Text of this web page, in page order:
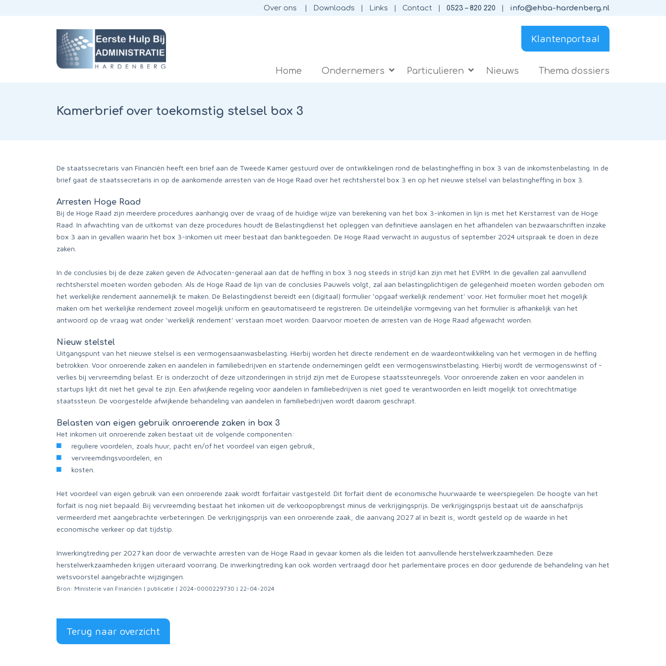
Over ons Downloads Links Contact 0523 – 820 220 info@ehba-hardenberg.nl
Klantenportaal
Home Ondernemers Particulieren Nieuws Thema dossiers
Kamerbrief over toekomstig stelsel box 3
De staatssecretaris van Financiën heeft een brief aan de Tweede Kamer gestuurd over de ontwikkelingen rond de belastingheffing in box 3 van de inkomstenbelasting. In de
brief gaat de staatssecretaris in op de aankomende arresten van de Hoge Raad over het rechtsherstel box 3 en op het nieuwe stelsel van belastingheffing in box 3.
Arresten Hoge Raad
Bij de Hoge Raad zijn meerdere procedures aanhangig over de vraag of de huidige wijze van berekening van het box 3-inkomen in lijn is met het Kerstarrest van de Hoge
Raad. In afwachting van de uitkomst van deze procedures houdt de Belastingdienst het opleggen van definitieve aanslagen en het afhandelen van bezwaarschriften inzake
box 3 aan in gevallen waarin het box 3-inkomen uit meer bestaat dan banktegoeden. De Hoge Raad verwacht in augustus of september 2024 uitspraak te doen in deze
zaken.
In de conclusies bij de deze zaken geven de Advocaten-generaal aan dat de heffing in box 3 nog steeds in strijd kan zijn met het EVRM. In die gevallen zal aanvullend
rechtsherstel moeten worden geboden. Als de Hoge Raad de lijn van de conclusies Pauwels volgt, zal aan belastingplichtigen de gelegenheid moeten worden geboden om
het werkelijke rendement aannemelijk te maken. De Belastingdienst bereidt een (digitaal) formulier ‘opgaaf werkelijk rendement’ voor. Het formulier moet het mogelijk
maken om het werkelijke rendement zoveel mogelijk uniform en geautomatiseerd te registreren. De uiteindelijke vormgeving van het formulier is afhankelijk van het
antwoord op de vraag wat onder ‘werkelijk rendement’ verstaan moet worden. Daarvoor moeten de arresten van de Hoge Raad afgewacht worden.
Nieuw stelstel
Uitgangspunt van het nieuwe stelsel is een vermogensaanwasbelasting. Hierbij worden het directe rendement en de waardeontwikkeling van het vermogen in de heffing
betrokken. Voor onroerende zaken en aandelen in familiebedrijven en startende ondernemingen geldt een vermogenswinstbelasting. Hierbij wordt de vermogenswinst of -
verlies bij vervreemding belast. Er is onderzocht of deze uitzonderingen in strijd zijn met de Europese staatssteunregels. Voor onroerende zaken en voor aandelen in
startups lijkt dit niet het geval te zijn. Een afwijkende regeling voor aandelen in familiebedrijven is niet goed te verantwoorden en leidt mogelijk tot onrechtmatige
staatssteun. De voorgestelde afwijkende behandeling van aandelen in familiebedrijven wordt daarom geschrapt.
Belasten van eigen gebruik onroerende zaken in box 3
Het inkomen uit onroerende zaken bestaat uit de volgende componenten:
reguliere voordelen, zoals huur, pacht en/of het voordeel van eigen gebruik,
vervreemdingsvoordelen, en
kosten.
Het voordeel van eigen gebruik van een onroerende zaak wordt forfaitair vastgesteld. Dit forfait dient de economische huurwaarde te weerspiegelen. De hoogte van het
forfait is nog niet bepaald. Bij vervreemding bestaat het inkomen uit de verkoopopbrengst minus de verkrijgingsprijs. De verkrijgingsprijs bestaat uit de aanschafprijs
vermeerderd met aangebrachte verbeteringen. De verkrijgingsprijs van een onroerende zaak, die aanvang 2027 al in bezit is, wordt gesteld op de waarde in het
economische verkeer op dat tijdstip.
Inwerkingtreding per 2027 kan door de verwachte arresten van de Hoge Raad in gevaar komen als die leiden tot aanvullende herstelwerkzaamheden. Deze
herstelwerkzaamheden krijgen uiteraard voorrang. De inwerkingtreding kan ook worden vertraagd door het parlementaire proces en door gedurende de behandeling van het
wetsvoorstel aangebrachte wijzigingen.
Bron: Ministerie van Financiën | publicatie | 2024-0000229730 | 22-04-2024
Terug naar overzicht